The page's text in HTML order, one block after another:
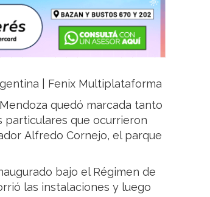
| Fenix Multiplataforma
quedó marcada tanto
particulares que ocurrieron
Alfredo Cornejo, el parque
bajo el Régimen de
las instalaciones y luego